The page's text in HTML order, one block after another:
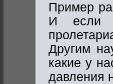
Пример
И если
Другим
какие у
давления